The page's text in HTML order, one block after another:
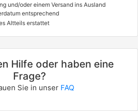
und/oder einem Versand ins Ausland
entsprechend
Altteils erstattet
Hilfe oder haben eine
Frage?
Sie in unser FAQ